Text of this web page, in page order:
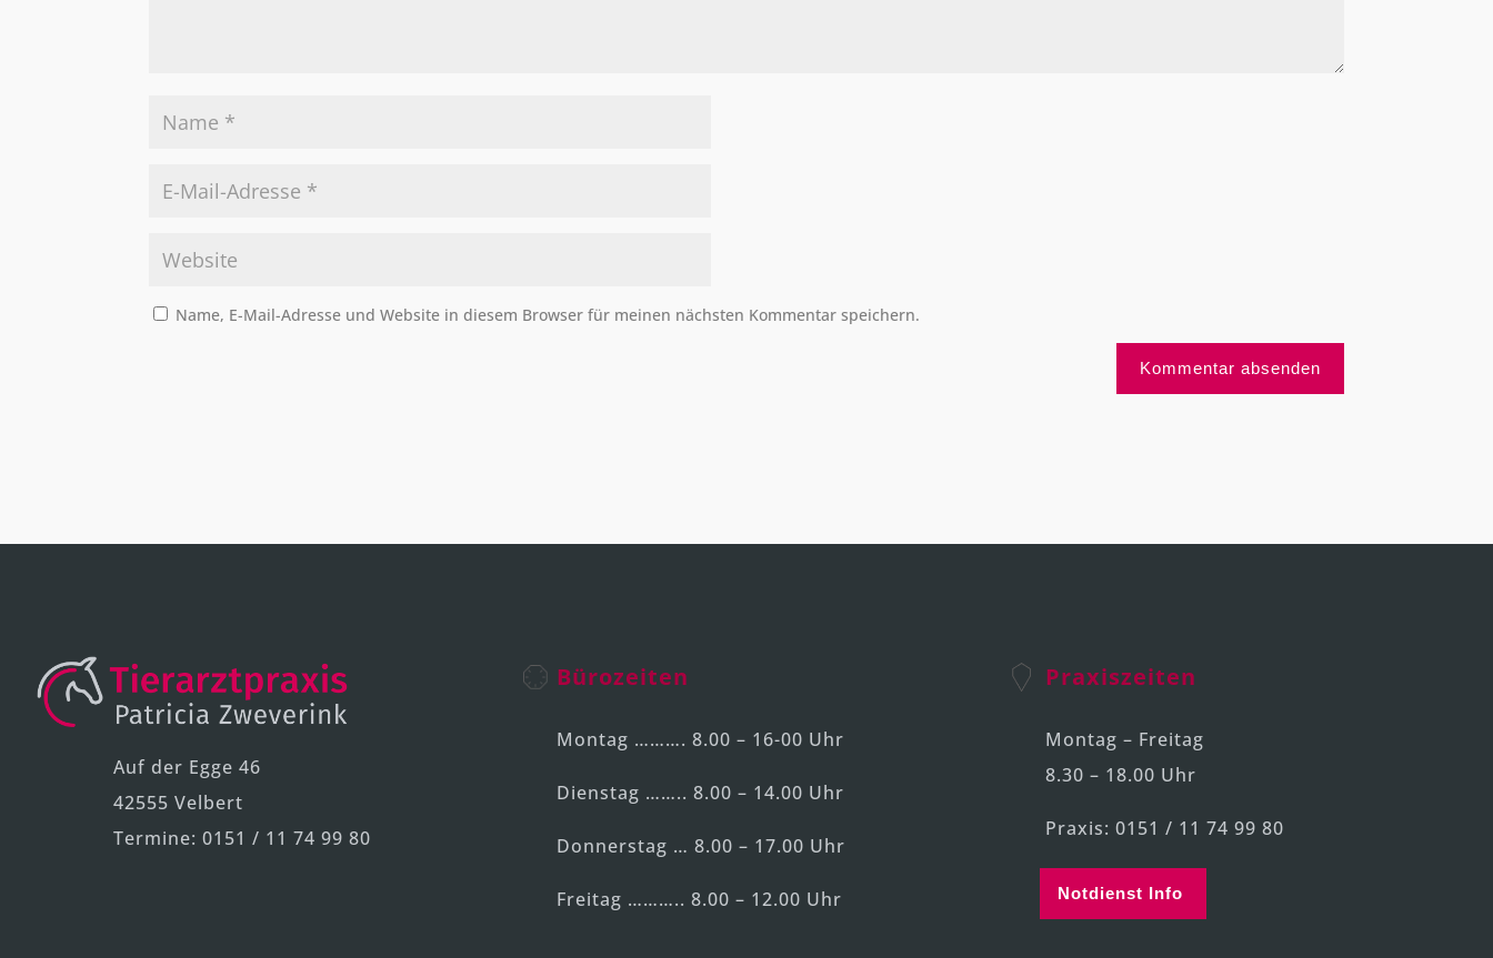
Name, E-Mail-Adresse und Website in diesem Browser für meinen nächsten Kommentar speichern.
:
Auf der Egge 46
42555 Velbert
Termine: 0151 / 11 74 99 80
Bürozeiten
Montag ………. 8.00 – 16-00 Uhr
Dienstag …….. 8.00 – 14.00 Uhr
Donnerstag … 8.00 – 17.00 Uhr
Freitag ……….. 8.00 – 12.00 Uhr
Praxiszeiten
Montag – Freitag
8.30 – 18.00 Uhr
Praxis: 0151 / 11 74 99 80
Notdienst Info